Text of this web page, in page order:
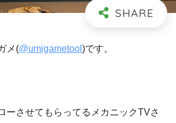
メ(@umigametool )です。
ーさせてもらってるメカニックTVさ